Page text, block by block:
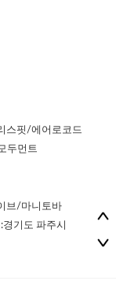
스핏/에어로코드
두먼트
브/마니토바
기도 파주시